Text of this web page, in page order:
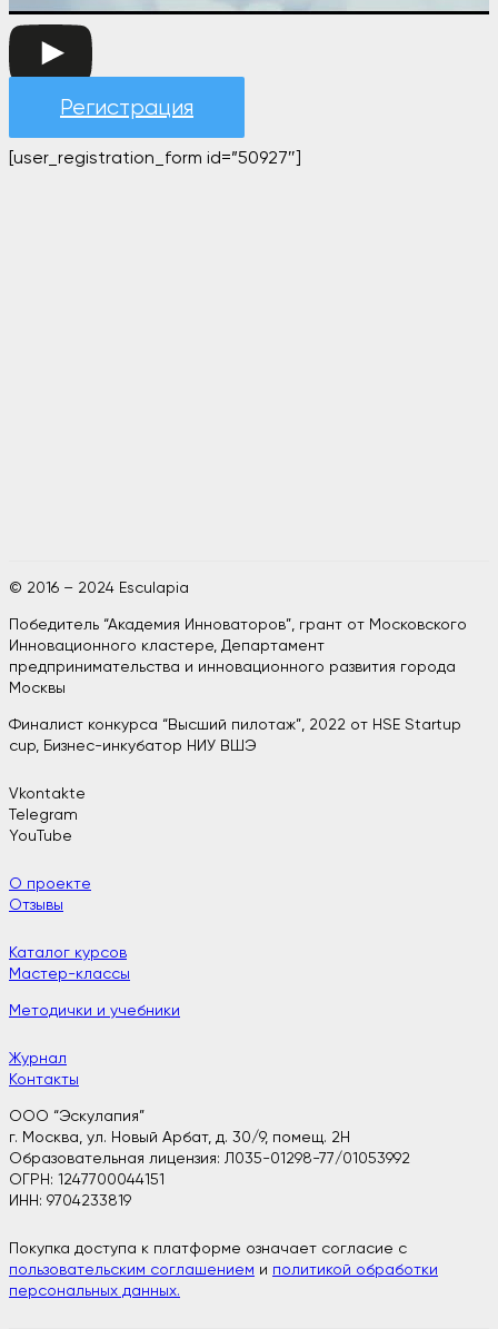
Регистрация
[user_registration_form id=”50927″]
© 2016 – 2024 Esculapia
Победитель “Академия Инноваторов”, грант от Московского
Инновационного кластере, Департамент
предпринимательства и инновационного развития города
Москвы
Финалист конкурса “Высший пилотаж”, 2022 от HSE Startup
cup, Бизнес-инкубатор НИУ ВШЭ
Vkontakte
Telegram
YouTube
О проекте
Отзывы
Каталог курсов
Мастер-классы
Методички и учебники
Журнал
Контакты
ООО “Эскулапия”
г. Москва, ул. Новый Арбат, д. 30/9, помещ. 2H
Образовательная лицензия: Л035-01298-77/01053992
ОГРН: 1247700044151
ИНН: 9704233819
Покупка доступа к платформе означает согласие с
пользовательским соглашением и политикой обработки
персональных данных.